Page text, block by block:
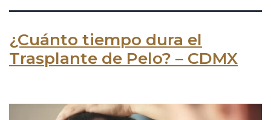
¿Cuánto tiempo dura el
Trasplante de Pelo? – CDMX